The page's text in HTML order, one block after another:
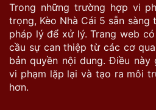
Trong những trường hợp vi
trọng, Kèo Nhà Cái 5 sẵn sàng
pháp lý để xử lý. Trang web
cầu sự can thiệp từ các cơ
bản quyền nội dung. Điều này
vi phạm lặp lại và tạo ra môi
hơn.